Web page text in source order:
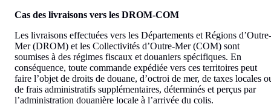
Cas des livraisons vers les DROM-COM
Les livraisons effectuées vers les Départements et Régions d’Outre-
Mer (DROM) et les Collectivités d’Outre-Mer (COM) sont
soumises à des régimes fiscaux et douaniers spécifiques. En
conséquence, toute commande expédiée vers ces territoires peut
faire l’objet de droits de douane, d’octroi de mer, de taxes locales
de frais administratifs supplémentaires, déterminés et perçus par
l’administration douanière locale à l’arrivée du colis.